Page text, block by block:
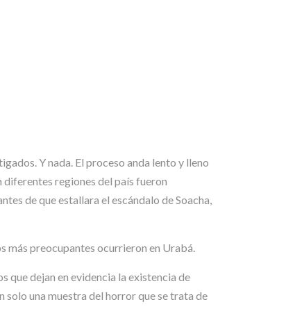
Y nada. El proceso anda lento y lleno
diferentes regiones del país fueron
de que estallara el escándalo de Soacha,
más preocupantes ocurrieron en Urabá.
dejan en evidencia la existencia de
solo una muestra del horror que se trata de